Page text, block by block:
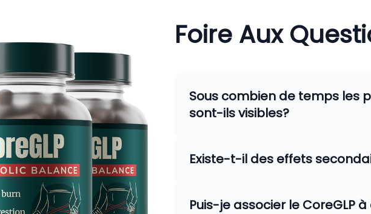
Foire Aux
Sous combien de temps les
sont-ils visibles?
poids peuvent apparaître après
Existe-t-il des effets
sensibilité à certains composants
Puis-je associer le CoreGLP à